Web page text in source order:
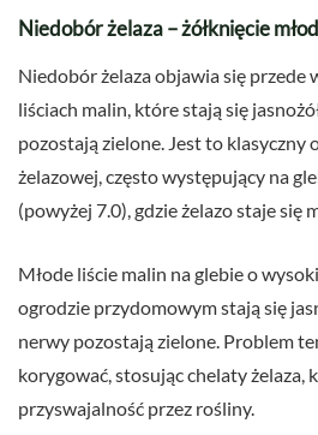
Niedobór żelaza – żółknięcie
Niedobór żelaza objawia się przede
liściach malin, które stają się
pozostają zielone. Jest to klasyczny
żelazowej, często występujący na
(powyżej 7.0), gdzie żelazo staje się
Młode liście malin na glebie o
ogrodzie przydomowym stają się
nerwy pozostają zielone. Problem
korygować, stosując chelaty żelaza,
przyswajalność przez rośliny.